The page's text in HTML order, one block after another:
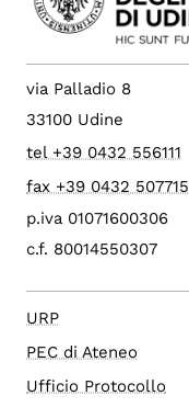
via Palladio 8
33100 Udine
tel +39 0432 556111
fax +39 0432 507715
p.iva 01071600306
c.f. 80014550307
URP
PEC di Ateneo
Ufficio Protocollo